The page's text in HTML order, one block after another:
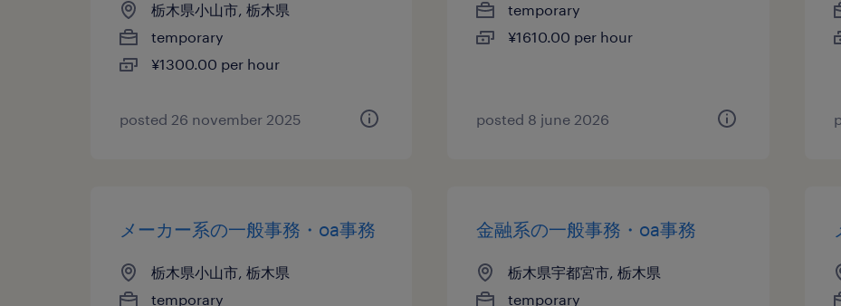
栃木県小山市, 栃木県
temporary
¥1300.00 per hour
posted 26 november 2025
temporary
¥1610.00 per hour
posted 8 june 2026
メーカー系の一般事務・oa事務
栃木県小山市, 栃木県
temporary
金融系の一般事務・oa事務
栃木県宇都宮市, 栃木県
temporary